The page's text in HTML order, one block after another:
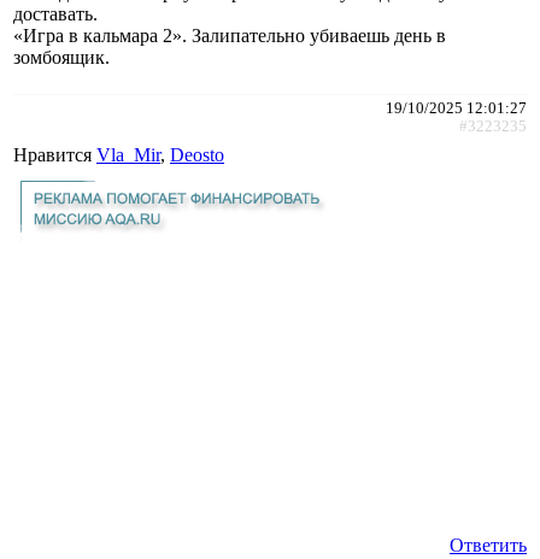
доставать.
«Игра в кальмара 2». Залипательно убиваешь день в
зомбоящик.
19/10/2025 12:01:27
#3223235
Нравится Vla_Mir, Deosto
Ответить